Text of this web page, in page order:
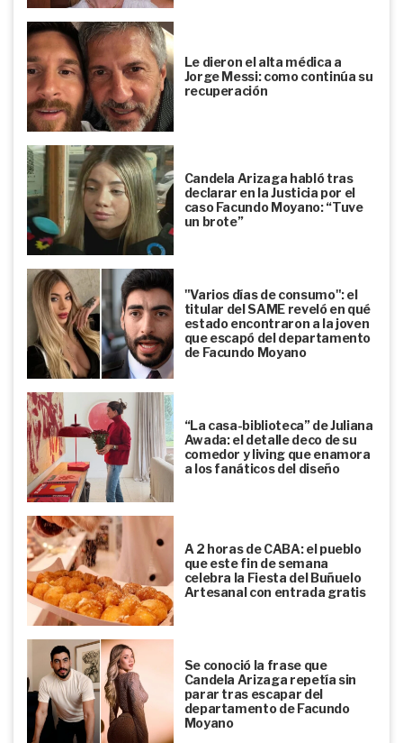
Le dieron el alta médica a
Jorge Messi: como continúa su
recuperación
Candela Arizaga habló tras
declarar en la Justicia por el
caso Facundo Moyano: “Tuve
un brote”
"Varios días de consumo": el
titular del SAME reveló en qué
estado encontraron a la joven
que escapó del departamento
de Facundo Moyano
“La casa-biblioteca” de Juliana
Awada: el detalle deco de su
comedor y living que enamora
a los fanáticos del diseño
A 2 horas de CABA: el pueblo
que este fin de semana
celebra la Fiesta del Buñuelo
Artesanal con entrada gratis
Se conoció la frase que
Candela Arizaga repetía sin
parar tras escapar del
departamento de Facundo
Moyano